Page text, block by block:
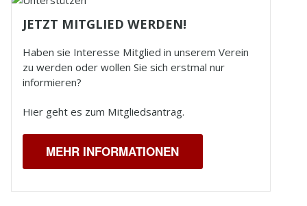
JETZT MITGLIED WERDEN!
Haben sie Interesse Mitglied in unserem Verein
zu werden oder wollen Sie sich erstmal nur
informieren?
Hier geht es zum Mitgliedsantrag.
MEHR INFORMATIONEN